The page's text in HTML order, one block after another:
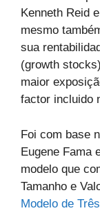
Kenneth Reid
mesmo
sua
(growth
maior
factor incluido
Foi com base
Eugene Fama
modelo que
Tamanho e
Modelo de